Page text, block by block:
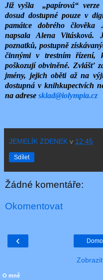
Již vyšla
„papírová“
dosud dostupné pouze v
památce dobrého
napsala Alena Vitásková.
poznatků, postupně
činnými v trestním řízení,
poškozují obviněné. Zvlášť
jmény, jejich oběti až na
dostupná v knihkupectvích
na adrese sklad@iolympia.cz
JEMELÍK ZDENEK v 12:45
Sdílet
Žádné komentáře:
Okomentovat
‹
O mně